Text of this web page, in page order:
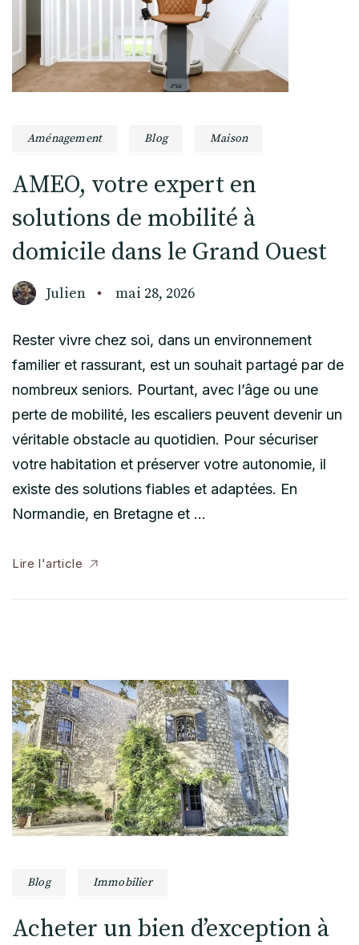
Aménagement Blog Maison
AMEO, votre expert en
solutions de mobilité à
domicile dans le Grand Ouest
Julien mai 28, 2026
Rester vivre chez soi, dans un environnement
familier et rassurant, est un souhait partagé par de
nombreux seniors. Pourtant, avec l’âge ou une
perte de mobilité, les escaliers peuvent devenir un
véritable obstacle au quotidien. Pour sécuriser
votre habitation et préserver votre autonomie, il
existe des solutions fiables et adaptées. En
Normandie, en Bretagne et …
Lire l'article
Blog Immobilier
Acheter un bien d’exception à